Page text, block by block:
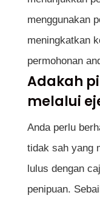
menggunakan
meningkatkan
permohonan
Adakah
melalui
Anda perlu
tidak sah yang
lulus dengan
penipuan.